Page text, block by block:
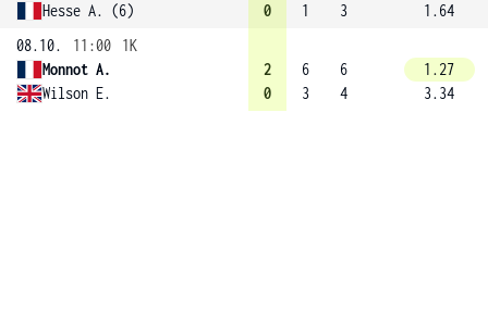
Hesse A. (6)
0
1
3
1.64
08.10.
11:00
1K
Monnot A.
Wilson E.
2
0
6
3
6
4
1.27
3.34